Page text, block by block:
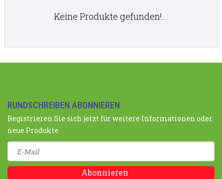
Keine Produkte gefunden!...
RUNDSCHREIBEN ABONNIEREN
Registrieren Sie sich jetzt für weitere Informationen oder
neue Produkte
Abonnieren